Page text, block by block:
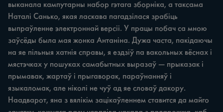
выканала кампутарны набор гэтага зборніка, a таксама
Наталі Санько, якая ласкава пагадзілася зрабіць
выпраўленне электроннай версіі. У працы побач ca мною
заўсёды была мая жонка Антаніна. Дужа часта, пакідаючы
на яе пільныя хатнія справы, я ездзіў па вакольных вёснах i
мястэчках у пошуках самабытных выразаў — прыказак i
прымавак, жартаў i прыгаворак, параўнанняў i
языкаломак, але ніколі не чуў ад яе словаў дакору.
Наадварот, яна з вялікім зацікаўленнем ставится да майго